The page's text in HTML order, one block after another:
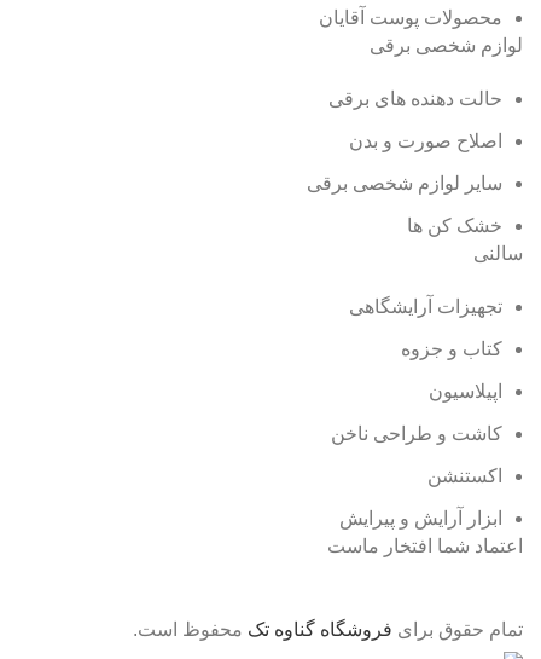
محصولات پوست آقایان
لوازم شخصی برقی
حالت دهنده های برقی
اصلاح صورت و بدن
سایر لوازم شخصی برقی
خشک کن ها
سالنی
تجهیزات آرایشگاهی
کتاب و جزوه
اپیلاسیون
کاشت و طراحی ناخن
اکستنشن
ابزار آرایش و پیرایش
اعتماد شما افتخار ماست
تمام حقوق برای فروشگاه گناوه تک محفوظ است.